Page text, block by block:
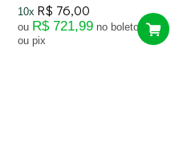
10x R$ 76,00
ou R$ 721,99 no boleto
ou pix